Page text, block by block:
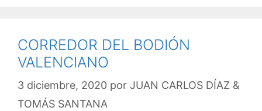
CORREDOR DEL BODIÓN
VALENCIANO
3 diciembre, 2020 por JUAN CARLOS DÍAZ &
TOMÁS SANTANA